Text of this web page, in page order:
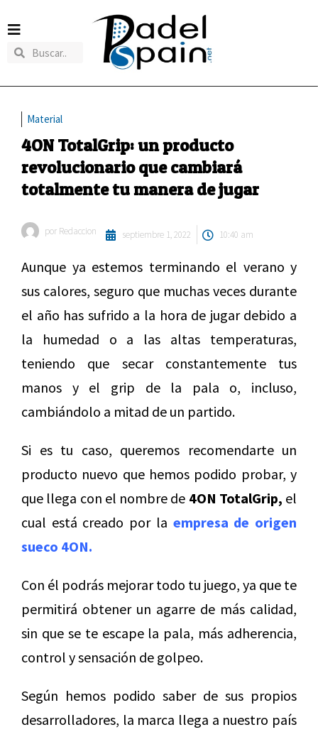
Material
4ON TotalGrip: un producto
revolucionario que cambiará
totalmente tu manera de jugar
por Redaccion septiembre 1, 2022 10:40 am
Aunque ya estemos terminando el verano y
sus calores, seguro que muchas veces durante
el año has sufrido a la hora de jugar debido a
la humedad o a las altas temperaturas,
teniendo que secar constantemente tus
manos y el grip de la pala o, incluso,
cambiándolo a mitad de un partido.
Si es tu caso, queremos recomendarte un
producto nuevo que hemos podido probar, y
que llega con el nombre de 4ON TotalGrip, el
cual está creado por la empresa de origen
sueco 4ON.
Con él podrás mejorar todo tu juego, ya que te
permitirá obtener un agarre de más calidad,
sin que se te escape la pala, más adherencia,
control y sensación de golpeo.
Según hemos podido saber de sus propios
desarrolladores, la marca llega a nuestro país